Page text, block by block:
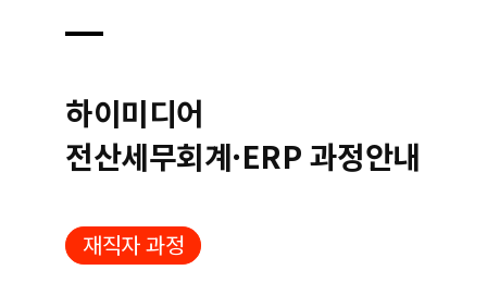
하이미디어
전산세무회계·ERP 과정안내
재직자 과정